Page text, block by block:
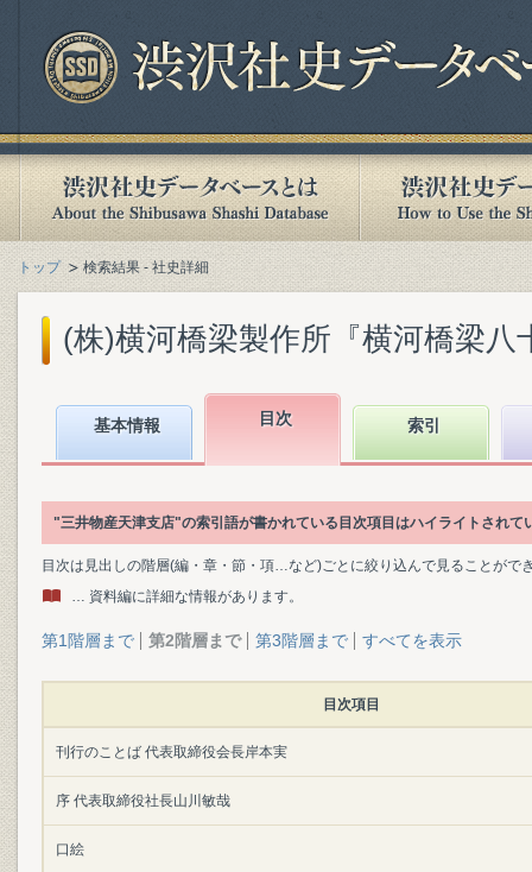
トップ 検索結果 - 社史詳細
(株)横河橋梁製作所『横河橋梁八
基本情報 目次 索引
"三井物産天津支店"の索引語が書かれている目次項目はハイライトされて
目次は見出しの階層(編・章・節・項…など)ごとに絞り込んで見ることがで
… 資料編に詳細な情報があります。
第1階層まで 第2階層まで 第3階層まで すべてを表示
目次項目
刊行のことば 代表取締役会長岸本実
序 代表取締役社長山川敏哉
口絵